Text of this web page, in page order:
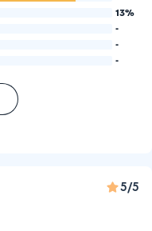
13%
-
-
-
5/5